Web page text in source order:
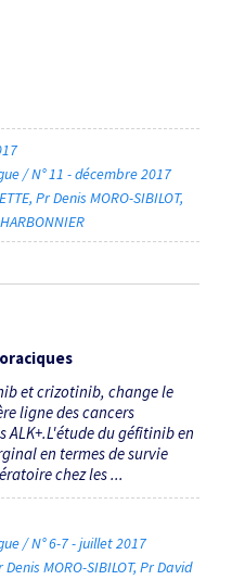
/ N° 11 - décembre 2017
Pr Denis MORO-SIBILOT
et crizotinib, change le
ligne des cancers
du géfitinib en
en termes de survie
chez les ...
/ N° 6-7 - juillet 2017
Denis MORO-SIBILOT Pr David